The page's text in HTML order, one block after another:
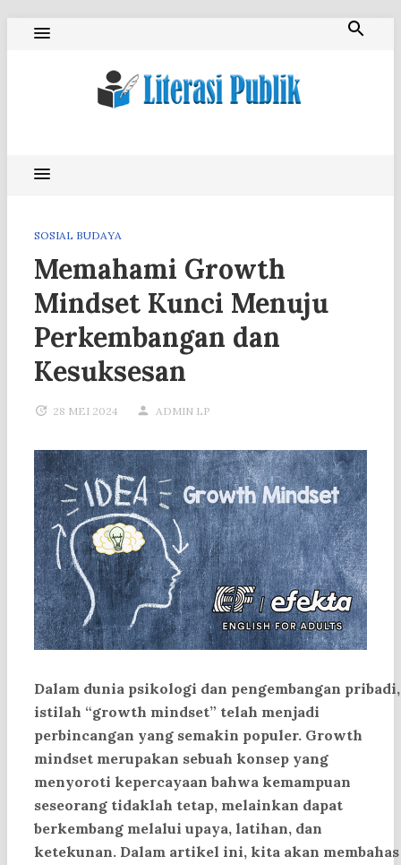
SOSIAL BUDAYA
Memahami Growth
Mindset Kunci Menuju
Perkembangan dan
Kesuksesan
28 MEI 2024 ADMIN LP
Dalam dunia psikologi dan pengembangan pribadi,
istilah “growth mindset” telah menjadi
perbincangan yang semakin populer. Growth
mindset merupakan sebuah konsep yang
menyoroti kepercayaan bahwa kemampuan
seseorang tidaklah tetap, melainkan dapat
berkembang melalui upaya, latihan, dan
ketekunan. Dalam artikel ini, kita akan membahas